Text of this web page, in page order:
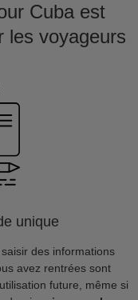
Cuba est
les voyageurs
unique
des informations
avez rentrées sont
future, même si